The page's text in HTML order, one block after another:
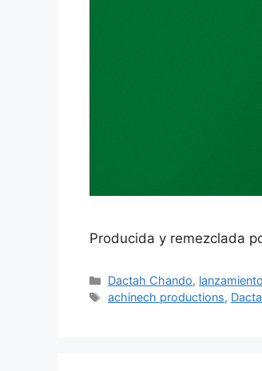
Producida y remezclada
Dactah Chando, lanzamiento
achinech productions,